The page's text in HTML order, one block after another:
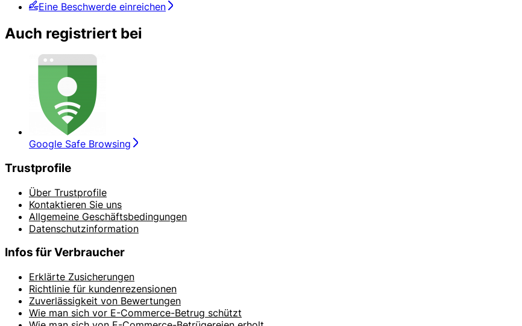
Eine Beschwerde einreichen
Auch registriert bei
Google Safe Browsing
Trustprofile
Über Trustprofile
Kontaktieren Sie uns
Allgemeine Geschäftsbedingungen
Datenschutzinformation
Infos für Verbraucher
Erklärte Zusicherungen
Richtlinie für kundenrezensionen
Zuverlässigkeit von Bewertungen
Wie man sich vor E-Commerce-Betrug schützt